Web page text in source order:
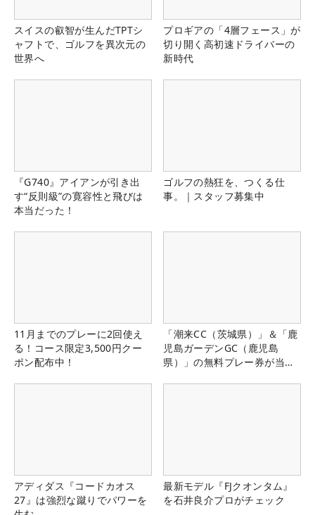
スイスの叡智が生んだTPTシ
ャフトで、ゴルフを異次元の
世界へ
プロギアの「4層フェース」が
切り開く高初速ドライバーの
新時代
『G740』アイアンが引き出
す“反則級”の寛容性と飛びは
本当だった！
ゴルフの熱狂を、つくる仕
事。｜スタッフ募集中
11月までのプレーに2回使え
る！コース限定3,500円クー
ポン配布中！
「潮来CC（茨城県）」＆「鹿
児島ガーデンGC（鹿児島
県）」の無料プレー券が当た
アディダス『コードカオス
27』は強烈な蹴りでパワーを
最新モデル『FJクオンタム』
を石井良介プロがチェック